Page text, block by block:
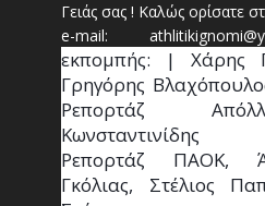
Γειάς σας ! Καλώς
e-mail: athlit
εκπομπής: | Χάρης
Γρηγόρης
Ρεπορτάζ
Ρεπορτάζ ΠΑΟΚ,
Γκόλιας, Στέλιος